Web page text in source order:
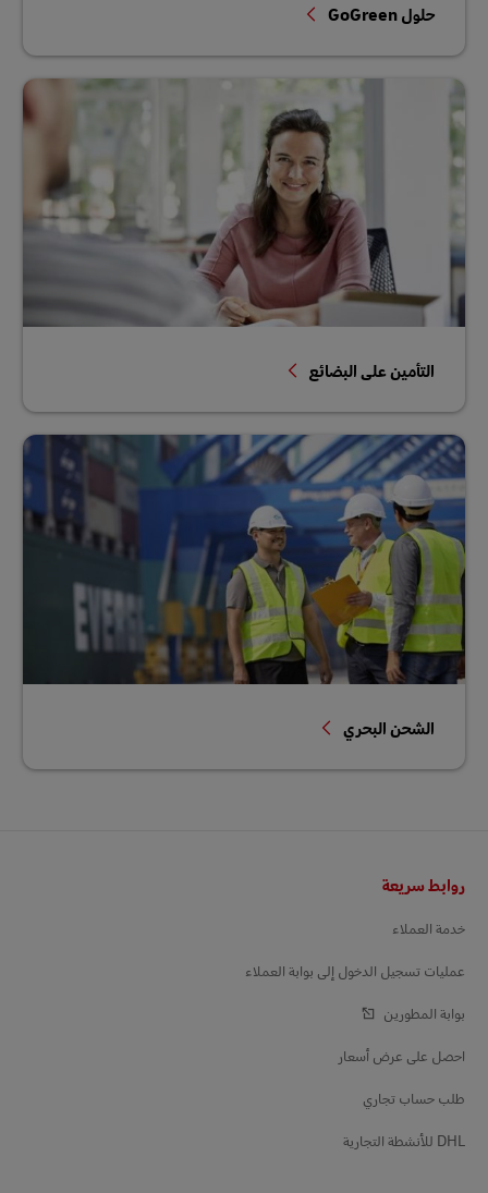
حلول GoGreen
التأمين على البضائع
الشحن البحري
روابط سريعة
خدمة العملاء
عمليات تسجيل الدخول إلى بوابة العملاء
بوابة المطورين
احصل على عرض أسعار
طلب حساب تجاري
DHL للأنشطة التجارية